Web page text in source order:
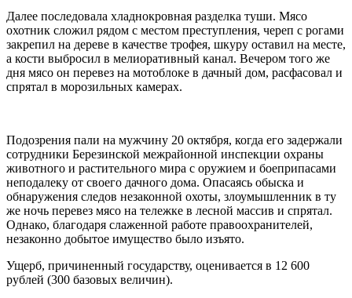
Далее последовала хладнокровная разделка туши. Мясо
охотник сложил рядом с местом преступления, череп с рогами
закрепил на дереве в качестве трофея, шкуру оставил на месте,
а кости выбросил в мелиоративный канал. Вечером того же
дня мясо он перевез на мотоблоке в дачный дом, расфасовал и
спрятал в морозильных камерах.
Подозрения пали на мужчину 20 октября, когда его задержали
сотрудники Березинской межрайонной инспекции охраны
животного и растительного мира с оружием и боеприпасами
неподалеку от своего дачного дома. Опасаясь обыска и
обнаружения следов незаконной охоты, злоумышленник в ту
же ночь перевез мясо на тележке в лесной массив и спрятал.
Однако, благодаря слаженной работе правоохранителей,
незаконно добытое имущество было изъято.
Ущерб, причиненный государству, оценивается в 12 600
рублей (300 базовых величин).